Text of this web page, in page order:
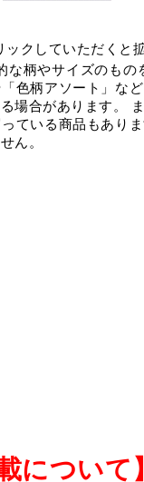
クしていただくと
な柄やサイズのも
色柄アソート」な
場合があります。
ている商品もあり
ん。
について】